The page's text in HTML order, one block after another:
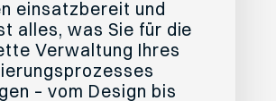
einsatzbereit und
alles, was Sie für die
Verwaltung Ihres
– vom Design bis